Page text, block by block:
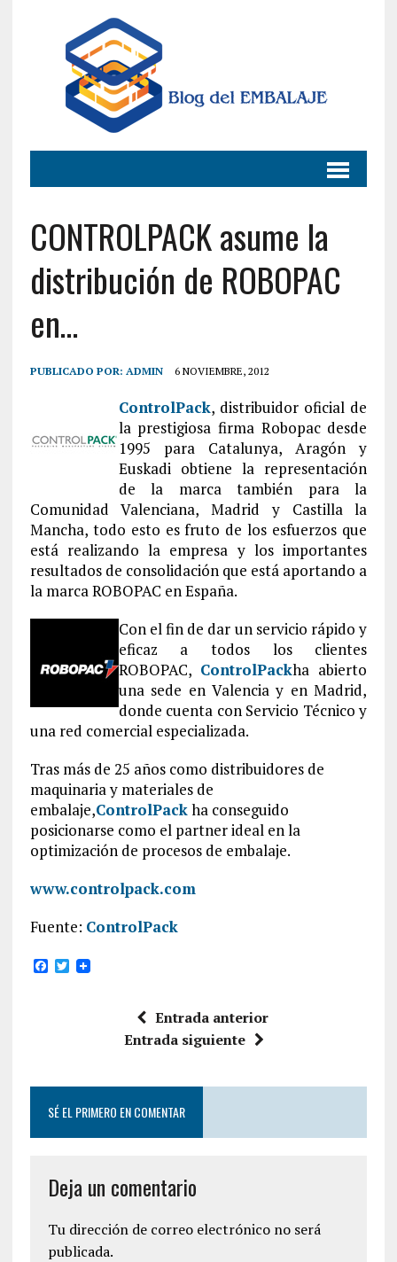
CONTROLPACK asume la
distribución de ROBOPAC
en…
PUBLICADO POR: ADMIN 6 NOVIEMBRE, 2012
ControlPack, distribuidor oficial de
la prestigiosa firma Robopac desde
1995 para Catalunya, Aragón y
Euskadi obtiene la representación
de la marca también para la
Comunidad Valenciana, Madrid y Castilla la
Mancha, todo esto es fruto de los esfuerzos que
está realizando la empresa y los importantes
resultados de consolidación que está aportando a
la marca ROBOPAC en España.
Con el fin de dar un servicio rápido y
eficaz a todos los clientes
ROBOPAC, ControlPackha abierto
una sede en Valencia y en Madrid,
donde cuenta con Servicio Técnico y
una red comercial especializada.
Tras más de 25 años como distribuidores de
maquinaria y materiales de
embalaje,ControlPackha conseguido
posicionarse como el partner ideal en la
optimización de procesos de embalaje.
www.controlpack.com
Fuente: ControlPack
F T
Entrada anterior
Entrada siguiente
SÉ EL PRIMERO EN COMENTAR
Deja un comentario
Tu dirección de correo electrónico no será
publicada.